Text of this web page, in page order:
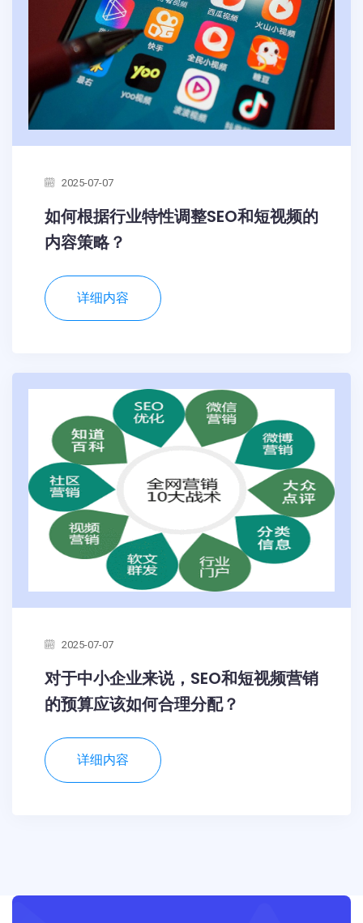
2025-07-07
如何根据行业特性调整SEO和短视频的
内容策略？
详细内容
2025-07-07
对于中小企业来说，SEO和短视频营销
的预算应该如何合理分配？
详细内容